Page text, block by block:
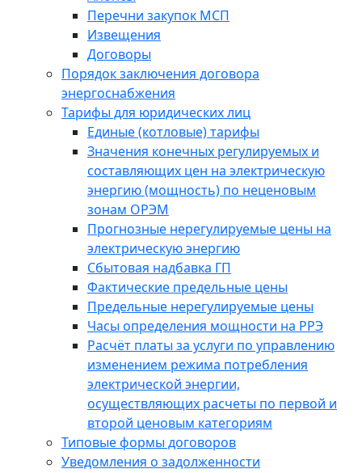
Перечни закупок МСП
Извещения
Договоры
Порядок заключения договора
энергоснабжения
Тарифы для юридических лиц
Единые (котловые) тарифы
Значения конечных регулируемых и
составляющих цен на электрическую
энергию (мощность) по неценовым
зонам ОРЭМ
Прогнозные нерегулируемые цены на
электрическую энергию
Сбытовая надбавка ГП
Фактические предельные цены
Предельные нерегулируемые цены
Часы определения мощности на РРЭ
Расчёт платы за услуги по управлению
изменением режима потребления
электрической энергии,
осуществляющих расчеты по первой и
второй ценовым категориям
Типовые формы договоров
Уведомления о задолженности